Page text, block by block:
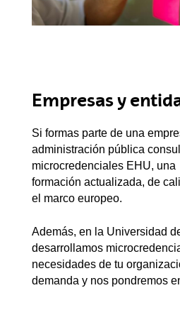
Empresas y
Si formas parte de una
administración pública
microcredenciales EHU, una
formación actualizada, de
el marco europeo.
Además, en la Universidad
desarrollamos
necesidades de tu
demanda y nos pondremos